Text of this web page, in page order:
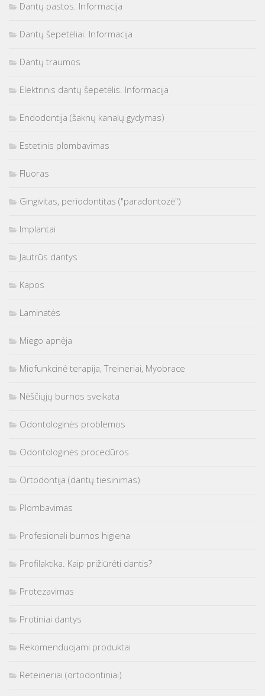
Dantų pastos. Informacija
Dantų šepetėliai. Informacija
Dantų traumos
Elektrinis dantų šepetėlis. Informacija
Endodontija (šaknų kanalų gydymas)
Estetinis plombavimas
Fluoras
Gingivitas, periodontitas ("paradontozė")
Implantai
Jautrūs dantys
Kapos
Laminatės
Miego apnėja
Miofunkcinė terapija, Treineriai, Myobrace
Nėščiųjų burnos sveikata
Odontologinės problemos
Odontologinės procedūros
Ortodontija (dantų tiesinimas)
Plombavimas
Profesionali burnos higiena
Profilaktika. Kaip prižiūrėti dantis?
Protezavimas
Protiniai dantys
Rekomenduojami produktai
Reteineriai (ortodontiniai)